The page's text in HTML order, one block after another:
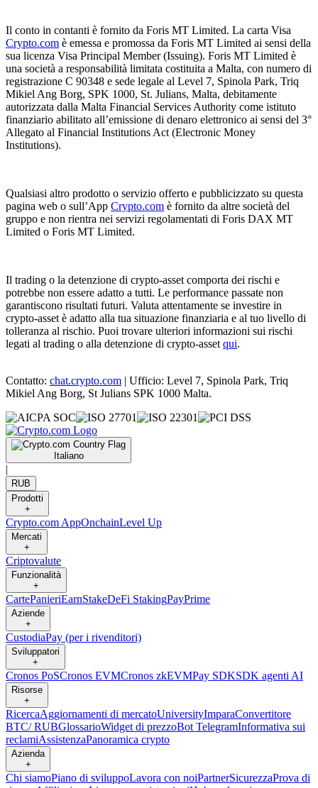
Il conto in contanti è fornito da Foris MT Limited. La carta Visa
Crypto.com è emessa e promossa da Foris MT Limited ai sensi della
sua licenza Visa Principal Member (Issuing). Foris MT Limited è
una società a responsabilità limitata costituita a Malta, con numero di
registrazione C 90348 e sede legale al Level 7, Spinola Park, Triq
Mikiel Ang Borg, SPK 1000, St. Julians, Malta, debitamente
autorizzata dalla Malta Financial Services Authority come istituto
finanziario abilitato all’emissione di denaro elettronico ai sensi del 3°
Allegato al Financial Institutions Act (Electronic Money
Institutions).
Qualsiasi altro prodotto o servizio offerto e pubblicizzato su questa
pagina web o sull’App Crypto.com è fornito da altre società del
gruppo e non rientra nei servizi regolamentati di Foris DAX MT
Limited o Foris MT Limited.
Il trading o la detenzione di crypto-asset comporta dei rischi e
potrebbe non essere adatto a tutti. Le performance passate non
garantiscono risultati futuri. Valuta attentamente se investire in
crypto-asset è adatto alla tua situazione finanziaria e al tuo livello di
tolleranza al rischio. Puoi trovare ulteriori informazioni sui rischi
legati al trading o alla detenzione di crypto-asset qui.
Contatto: chat.crypto.com | Ufficio: Level 7, Spinola Park, Triq
Mikiel Ang Borg, St Julians SPK 1000 Malta.
Italiano
|
RUB
Prodotti
+
Crypto.com AppOnchainLevel Up
Mercati
+
Criptovalute
Funzionalità
+
CartePanieriEarnStakeDeFi StakingPayPrime
Aziende
+
CustodiaPay (per i rivenditori)
Sviluppatori
+
Cronos PoSCronos EVMCronos zkEVMPay SDKSDK agenti AI
Risorse
+
RicercaAggiornamenti di mercatoUniversityImparaConvertitore
BTC/ RUBGlossarioWidget di prezzoBot TelegramInformativa sui
reclamiAssistenzaPanoramica crypto
Azienda
+
Chi siamoPiano di sviluppoLavora con noiPartnerSicurezzaProva di